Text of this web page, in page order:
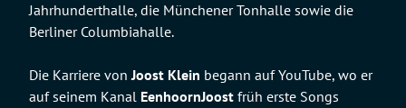
Jahrhunderthalle, die Münchener Tonhalle sowie die
Berliner Columbiahalle.
Die Karriere vonJoost Klein begann auf YouTube, wo er
auf seinem Kanal EenhoornJoost früh erste Songs